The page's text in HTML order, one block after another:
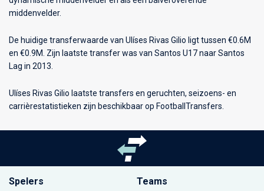
middenvelder.
De huidige transferwaarde van Ulíses Rivas Gilio ligt tussen €0.6M
en €0.9M. Zijn laatste transfer was van Santos U17 naar Santos
Lag in 2013.
Ulíses Rivas Gilio laatste transfers en geruchten, seizoens- en
carrièrestatistieken zijn beschikbaar op FootballTransfers.
Spelers Teams